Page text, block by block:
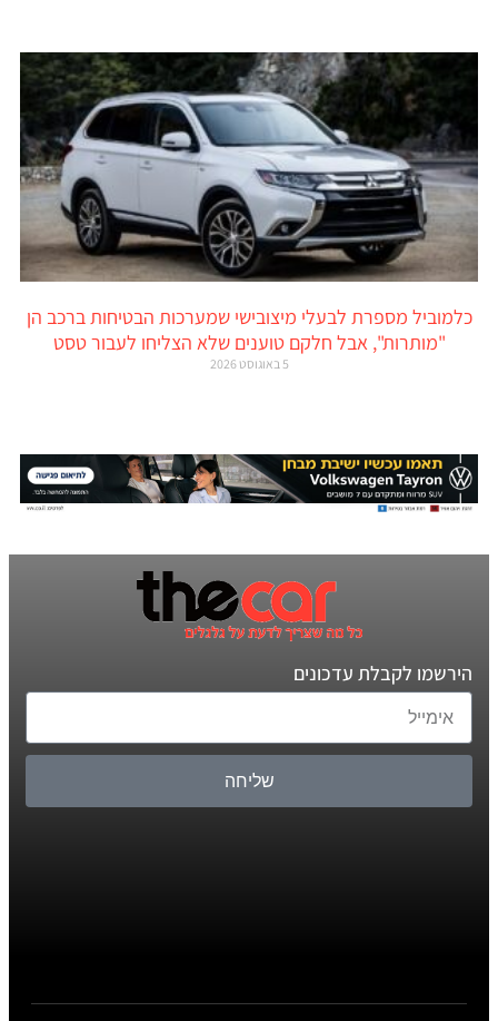
כלמוביל מספרת לבעלי מיצובישי שמערכות הבטיחות ברכב הן
"מותרות", אבל חלקם טוענים שלא הצליחו לעבור טסט
5 באוגוסט 2026
הירשמו לקבלת עדכונים
שליחה